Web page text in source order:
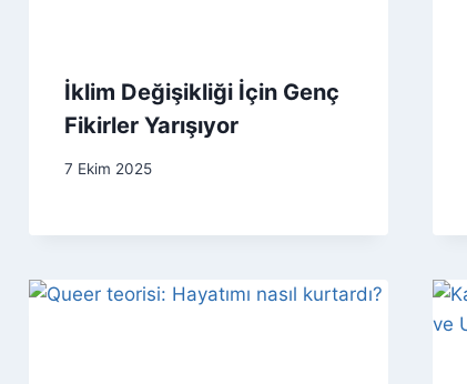
İklim Değişikliği İçin Genç
Fikirler Yarışıyor
7 Ekim 2025